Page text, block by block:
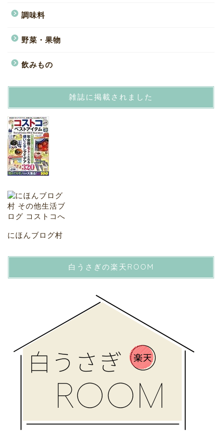
調味料
野菜・果物
飲みもの
雑誌に掲載されました
にほんブログ村
白うさぎの楽天ROOM